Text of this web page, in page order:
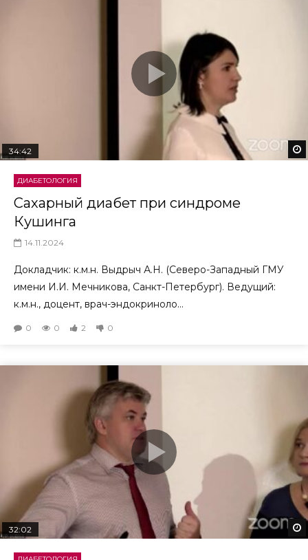
34:42
ДИАБЕТОЛОГИЯ
Сахарный диабет при синдроме
Кушинга
14.11.2024
Докладчик: к.м.н. Выдрыч А.Н. (Северо-Западный ГМУ
имени И.И. Мечникова, Санкт-Петербург). Ведущий:
к.м.н., доцент, врач-эндокриноло...
0 0 2 0
32:02